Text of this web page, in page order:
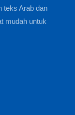
teks Arab dan
mudah untuk